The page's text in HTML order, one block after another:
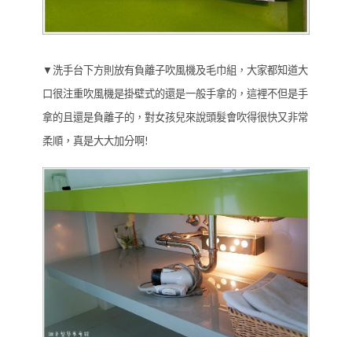
▼洗手台下方則放有負離子吹風機及毛巾組，大家都知道大
口很注重吹風機是掛壁式的還是一般手拿的，這裡不但是手
拿的且還是負離子的，對女孩兒來說頭髮會吹得很快又非常
柔順，真是大大加分啊!